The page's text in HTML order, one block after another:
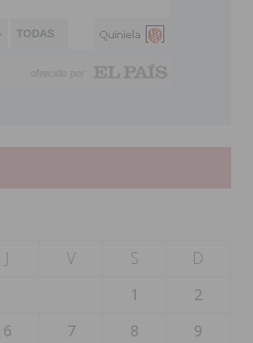
J V S
D
1
2
6 7 8
9